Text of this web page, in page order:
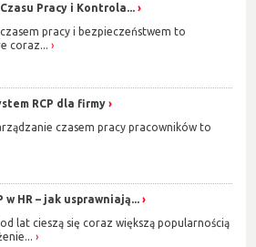
Pracy i Kontrola...
pracy i bezpieczeństwem to
coraz...
RCP dla firmy
czasem pracy pracowników to
w HR – jak usprawniają...
od lat cieszą się coraz większą popularnością